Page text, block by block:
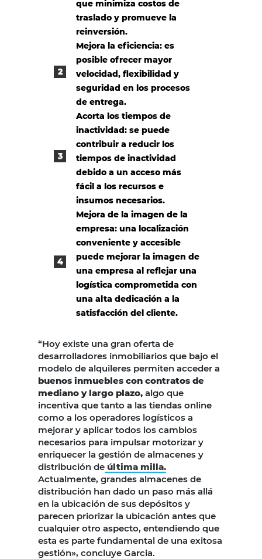
que minimiza costos de
traslado y promueve la
reinversión.
Mejora la eficiencia: es
posible ofrecer mayor
velocidad, flexibilidad y
seguridad en los procesos
de entrega.
Acorta los tiempos de
inactividad: se puede
contribuir a reducir los
tiempos de inactividad
debido a un acceso más
fácil a los recursos e
insumos necesarios.
Mejora de la imagen de la
empresa: una localización
conveniente y accesible
puede mejorar la imagen de
una empresa al reflejar una
logística comprometida con
una alta dedicación a la
satisfacción del cliente.
“Hoy existe una gran oferta de
desarrolladores inmobiliarios que bajo el
modelo de alquileres permiten acceder a
buenos inmuebles con contratos de
mediano y largo plazo, algo que
incentiva que tanto a las tiendas online
como a los operadores logísticos a
mejorar y aplicar todos los cambios
necesarios para impulsar motorizar y
enriquecer la gestión de almacenes y
distribución de última milla.
Actualmente, grandes almacenes de
distribución han dado un paso más allá
en la ubicación de sus depósitos y
parecen priorizar la ubicación antes que
cualquier otro aspecto, entendiendo que
esta es parte fundamental de una exitosa
gestión», concluye Garcia.